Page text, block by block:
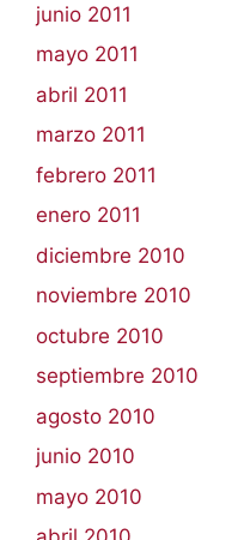
junio 2011
mayo 2011
abril 2011
marzo 2011
febrero 2011
enero 2011
diciembre 2010
noviembre 2010
octubre 2010
septiembre 2010
agosto 2010
junio 2010
mayo 2010